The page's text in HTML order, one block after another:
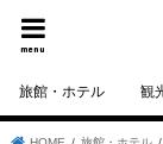
menu
旅館・ホテル 観